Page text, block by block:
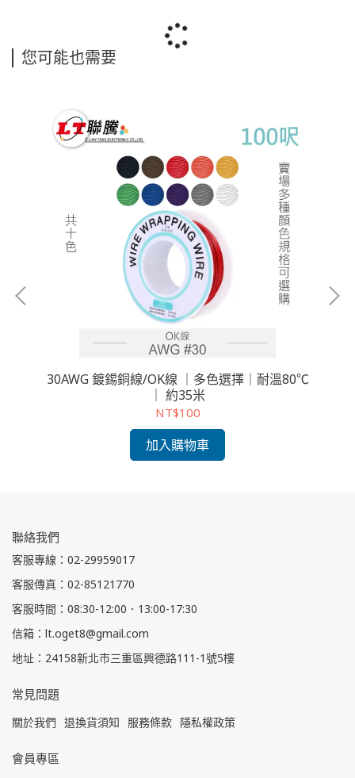
您可能也需要
30AWG 鍍錫銅線/OK線 ｜多色選擇｜耐溫80℃
｜ 約35米
NT$100
加入購物車
聯絡我們
客服專線：02-29959017
客服傳真：02-85121770
客服時間：08:30-12:00．13:00-17:30
信箱：lt.oget8@gmail.com
地址：24158新北市三重區興德路111-1號5樓
常見問題
關於我們 退換貨須知 服務條款 隱私權政策
會員專區